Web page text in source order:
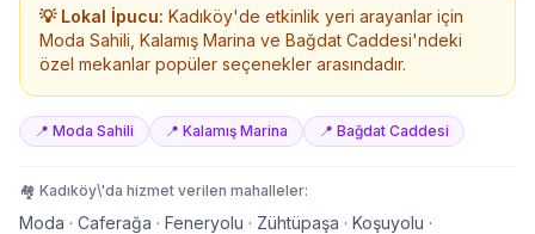
💡 Lokal İpucu: Kadıköy'de etkinlik yeri arayanlar için
Moda Sahili, Kalamış Marina ve Bağdat Caddesi'ndeki
özel mekanlar popüler seçenekler arasındadır.
📍 Moda Sahili 📍 Kalamış Marina 📍 Bağdat Caddesi
🏘️ Kadıköy\'da hizmet verilen mahalleler:
Moda · Caferağa · Feneryolu · Zühtüpaşa · Koşuyolu ·